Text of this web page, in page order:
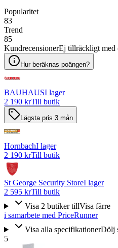
Popularitet
83
Trend
85
KundrecensionerEj tillräckligt med
Hur beräknas poängen?
BAUHAUSI lager
2 190 krTill butik
Lägsta pris 3 mån
HornbachI lager
2 190 krTill butik
St George Security StoreI lager
2 595 krTill butik
Visa 2 butiker tillVisa färre
i samarbete med PriceRunner
Visa alla specifikationerDölj
5